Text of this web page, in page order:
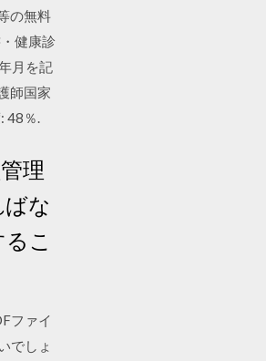
の無料
健康診
月を記
師国家
48％.
理
な
こ
ファイ
でしょ